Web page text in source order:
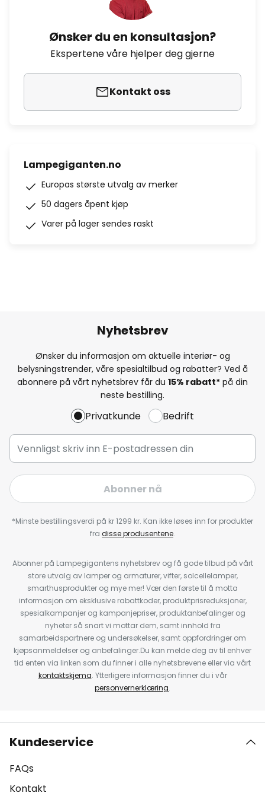
Ønsker du en konsultasjon?
Ekspertene våre hjelper deg gjerne
Kontakt oss
Lampegiganten.no
Europas største utvalg av merker
50 dagers åpent kjøp
Varer på lager sendes raskt
Nyhetsbrev
Ønsker du informasjon om aktuelle interiør- og
belysningstrender, våre spesialtilbud og rabatter? Ved å
abonnere på vårt nyhetsbrev får du 15% rabatt* på din
neste bestilling.
Privatkunde Bedrift
Abonner nå
*Minste bestillingsverdi på kr 1299 kr. Kan ikke løses inn for produkter
fra disse produsentene.
Abonner på Lampegigantens nyhetsbrev og få gode tilbud på vårt
store utvalg av lamper og armaturer, vifter, solcellelamper,
smarthusprodukter og mye mer! Vær den første til å motta
informasjon om eksklusive rabattkoder, produktprisreduksjoner,
spesialkampanjer og kampanjepriser, produktanbefalinger og
nyheter så snart vi mottar dem, samt innhold fra
samarbeidspartnere og undersøkelser, samt oppfordringer om
kjøpsanmeldelser og anbefalinger.Du kan melde deg av til enhver
tid enten via linken som du finner i alle nyhetsbrevene eller via vårt
kontaktskjema. Ytterligere informasjon finner du i vår
personvernerklæring.
Kundeservice
FAQs
Kontakt